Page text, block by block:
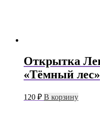
Открытка
«Тёмный лес»
120 ₽ В корзину